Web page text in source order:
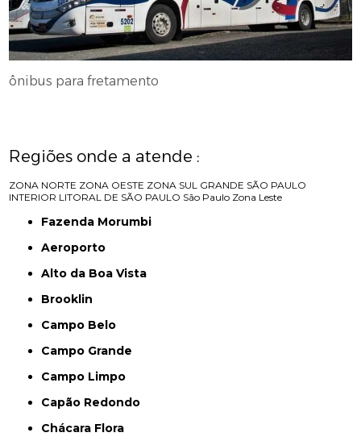
ônibus para fretamento
Regiões onde a atende :
ZONA NORTE ZONA OESTE ZONA SUL GRANDE SÃO PAULO
INTERIOR LITORAL DE SÃO PAULO São Paulo Zona Leste
Fazenda Morumbi
Aeroporto
Alto da Boa Vista
Brooklin
Campo Belo
Campo Grande
Campo Limpo
Capão Redondo
Chácara Flora